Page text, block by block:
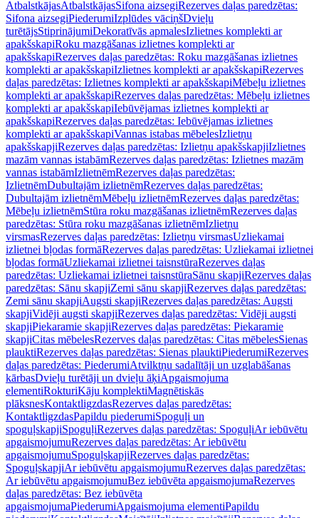
AtbalstkājasAtbalstkājasSifona aizsegiRezerves daļas paredzētas:
Sifona aizsegiPiederumiIzplūdes vāciņšDvieļu
turētājsStiprinājumiDekoratīvās apmalesIzlietnes komplekti ar
apakšskapiRoku mazgāšanas izlietnes komplekti ar
apakšskapiRezerves daļas paredzētas: Roku mazgāšanas izlietnes
komplekti ar apakšskapiIzlietnes komplekti ar apakšskapiRezerves
daļas paredzētas: Izlietnes komplekti ar apakšskapiMēbeļu izlietnes
komplekti ar apakšskapiRezerves daļas paredzētas: Mēbeļu izlietnes
komplekti ar apakšskapiIebūvējamas izlietnes komplekti ar
apakšskapiRezerves daļas paredzētas: Iebūvējamas izlietnes
komplekti ar apakšskapiVannas istabas mēbelesIzlietņu
apakšskapjiRezerves daļas paredzētas: Izlietņu apakšskapjiIzlietnes
mazām vannas istabāmRezerves daļas paredzētas: Izlietnes mazām
vannas istabāmIzlietnēmRezerves daļas paredzētas:
IzlietnēmDubultajām izlietnēmRezerves daļas paredzētas:
Dubultajām izlietnēmMēbeļu izlietnēmRezerves daļas paredzētas:
Mēbeļu izlietnēmStūra roku mazgāšanas izlietnēmRezerves daļas
paredzētas: Stūra roku mazgāšanas izlietnēmIzlietņu
virsmasRezerves daļas paredzētas: Izlietņu virsmasUzliekamai
izlietnei bļodas formāRezerves daļas paredzētas: Uzliekamai izlietnei
bļodas formāUzliekamai izlietnei taisnstūraRezerves daļas
paredzētas: Uzliekamai izlietnei taisnstūraSānu skapjiRezerves daļas
paredzētas: Sānu skapjiZemi sānu skapjiRezerves daļas paredzētas:
Zemi sānu skapjiAugsti skapjiRezerves daļas paredzētas: Augsti
skapjiVidēji augsti skapjiRezerves daļas paredzētas: Vidēji augsti
skapjiPiekaramie skapjiRezerves daļas paredzētas: Piekaramie
skapjiCitas mēbelesRezerves daļas paredzētas: Citas mēbelesSienas
plauktiRezerves daļas paredzētas: Sienas plauktiPiederumiRezerves
daļas paredzētas: PiederumiAtvilktņu sadalītāji un uzglabāšanas
kārbasDvieļu turētāji un dvieļu āķiApgaismojuma
elementiRokturiKāju komplektiMagnētiskās
plāksnesKontaktligzdasRezerves daļas paredzētas:
KontaktligzdasPapildu piederumiSpoguļi un
spoguļskapjiSpoguļiRezerves daļas paredzētas: SpoguļiAr iebūvētu
apgaismojumuRezerves daļas paredzētas: Ar iebūvētu
apgaismojumuSpoguļskapjiRezerves daļas paredzētas:
SpoguļskapjiAr iebūvētu apgaismojumuRezerves daļas paredzētas:
Ar iebūvētu apgaismojumuBez iebūvēta apgaismojumaRezerves
daļas paredzētas: Bez iebūvēta
apgaismojumaPiederumiApgaismojuma elementiPapildu